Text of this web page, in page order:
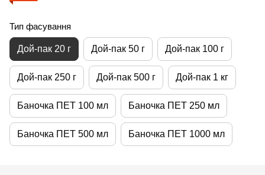
Тип фасування
Дой-пак 20 г Дой-пак 50 г Дой-пак 100 г
Дой-пак 250 г Дой-пак 500 г Дой-пак 1 кг
Баночка ПЕТ 100 мл Баночка ПЕТ 250 мл
Баночка ПЕТ 500 мл Баночка ПЕТ 1000 мл